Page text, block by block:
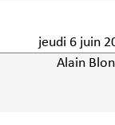
jeudi 6 juin
Alain